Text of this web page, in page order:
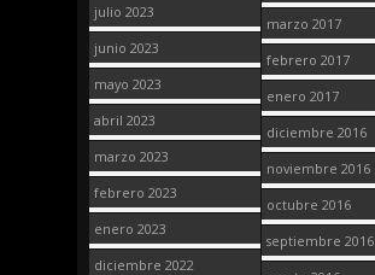
julio 2023
junio 2023
mayo 2023
abril 2023
marzo 2023
febrero 2023
enero 2023
diciembre 2022
marzo 2017
febrero 2017
enero 2017
diciembre 2016
noviembre 2016
octubre 2016
septiembre 2016